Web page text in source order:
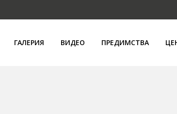
ГАЛЕРИЯ ВИДЕО ПРЕДИМСТВА